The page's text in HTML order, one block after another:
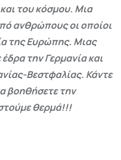
του κόσμου. Μια
ανθρώπους οι οποίοι
της Ευρώπης. Μιας
την Γερμανία και
Βεστφαλίας. Κάντε
βοηθήσετε την
θερμά!!!